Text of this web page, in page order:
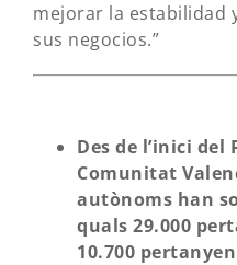
mejorar la estabilidad
sus negocios.”
Des de l’inici
Comunitat
autònoms han
quals 29.000
10.700